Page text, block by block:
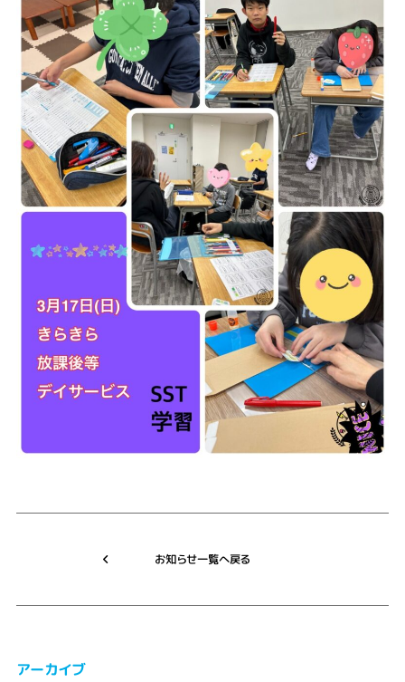
お知らせ一覧へ戻る
アーカイブ